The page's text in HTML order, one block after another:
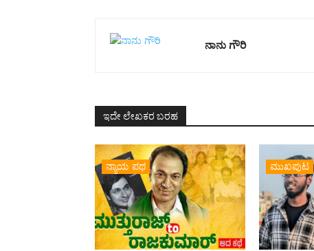
ನಾನು ಗೌರಿ
ಇದೇ ಲೇಖಕರ ಬರಹ
ನ್ಯಾಯ ಪಥ ಮುಖಪುಟ